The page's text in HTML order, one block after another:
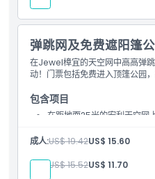
弹跳网及免费遮阳篷
在Jewel樟宜的天空网中高高弹
动！门票包括免费进入顶篷公园
包含项目
在距地面25米的宏利天空网
成人:US$ 19.42US$ 15.60
儿童: US$ 15.52US$ 11.70